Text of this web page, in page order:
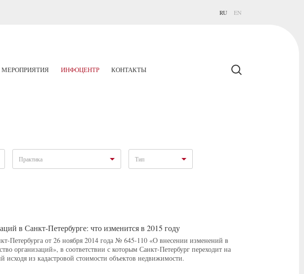
RU EN
МЕРОПРИЯТИЯ ИНФОЦЕНТР КОНТАКТЫ
Практика Тип
в Санкт-Петербурге: что изменится в 2015 году
Петербурга от 26 ноября 2014 года № 645-110 «О внесении изменений в
организаций», в соответствии с которым Санкт-Петербург переходит на
исходя из кадастровой стоимости объектов недвижимости.